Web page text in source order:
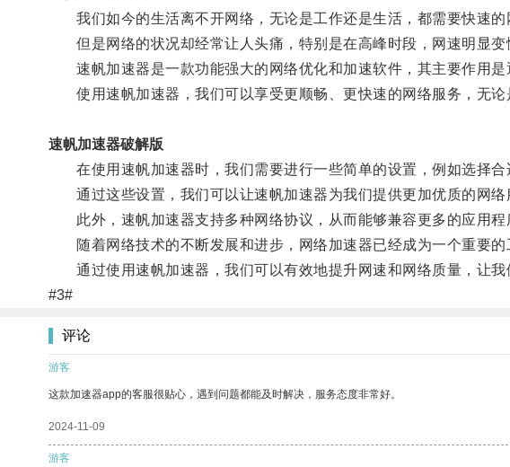
我们如今的生活离不开网络，无论是工作还是生活，都需要快速的
但是网络的状况却经常让人头痛，特别是在高峰时段，网速明显变
速帆加速器是一款功能强大的网络优化和加速软件，其主要作用是
使用速帆加速器，我们可以享受更顺畅、更快速的网络服务，无论
速帆加速器破解版
在使用速帆加速器时，我们需要进行一些简单的设置，例如选择合
通过这些设置，我们可以让速帆加速器为我们提供更加优质的网络
此外，速帆加速器支持多种网络协议，从而能够兼容更多的应用程
随着网络技术的不断发展和进步，网络加速器已经成为一个重要的
通过使用速帆加速器，我们可以有效地提升网速和网络质量，让我
#3#
评论
游客
这款加速器app的客服很贴心，遇到问题都能及时解决，服务态度非常好。
2024-11-09
游客